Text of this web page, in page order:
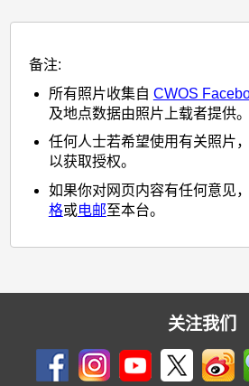
备注:
所有照片收集自 CWOS
及地点数据由照片上载者提供。
任何人士若希望使用有关照片
以获取授权。
如果你对网页内容有任何意见
格或电邮至本台。
关注我们